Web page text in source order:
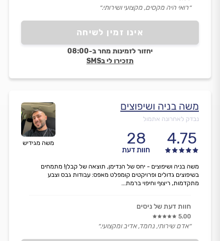
אינו זמין לשיחה
יחזור לזמינות מחר ב-08:00
תזכירו לי בSMS
״רואי היה מקסים, מקצועי ושירותי.״
משה מגידיש
משה בניה ושיפוצים
נבדק לאחרונה אתמול
4.75
28
חוות דעת
משה בניה ושיפוצים - יחס של הנדימן, תוצאה של קבלן! מתמחים
בשיפוצים גדולים ופרויקטים קומפלט מאפס: עבודות גבס וצבע
מתקדמות, ריצוף וחיפוי ברמת...
חוות דעת של ניסים
5.00
״אדם שירותי, נחמד, אדיב ומקצועי.״